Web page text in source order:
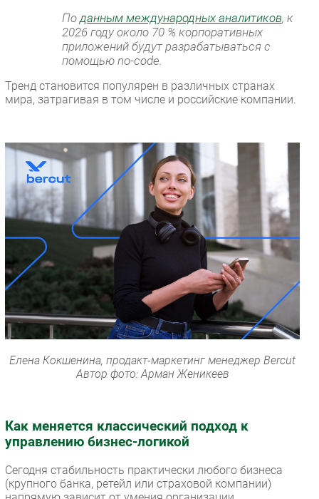
По данным международных аналитиков, к
2026 году около 70 % корпоративных
приложений будут разрабатываться с
помощью no-code.
Тренд становится популярен в различных странах
мира, затрагивая в том числе и российские компании.
Елена Кокшенина, продакт-маркетинг менеджер Bercut
Автор фото: Арман Женикеев
Как меняется классический подход к
управлению бизнес-логикой
Сегодня стабильность практически любого бизнеса
(крупного банка, ретейл или страховой компании)